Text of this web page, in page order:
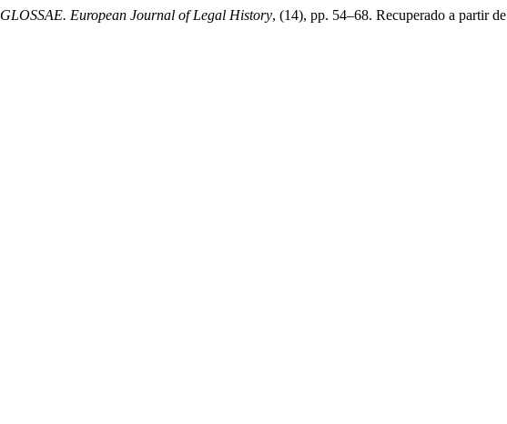
GLOSSAE. European Journal of Legal History, (14), pp. 54–68. Recuperado a partir de